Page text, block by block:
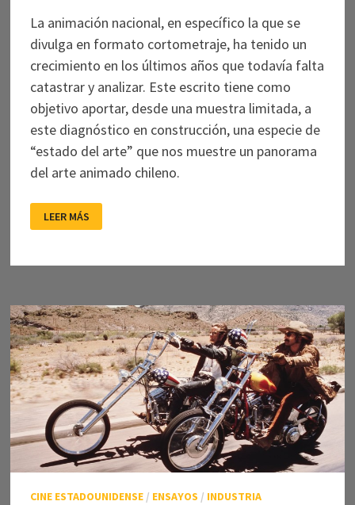
La animación nacional, en específico la que se
divulga en formato cortometraje, ha tenido un
crecimiento en los últimos años que todavía falta
catastrar y analizar. Este escrito tiene como
objetivo aportar, desde una muestra limitada, a
este diagnóstico en construcción, una especie de
“estado del arte” que nos muestre un panorama
del arte animado chileno.
CANDIDEZ
DE
UNA
LA
ANIMACIÓN
NACIONAL
DEL
PERÍODO
2012-
2017
LEER MÁS
CINE ESTADOUNIDENSE/ ENSAYOS / INDUSTRIA